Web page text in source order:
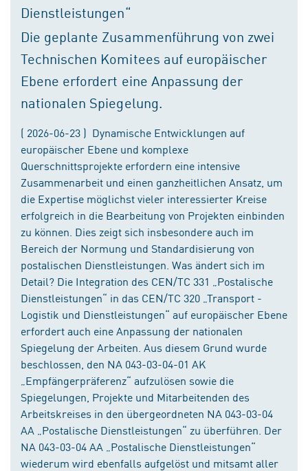
Dienstleistungen“
Die geplante Zusammenführung von zwei
Technischen Komitees auf europäischer
Ebene erfordert eine Anpassung der
nationalen Spiegelung.
( 2026-06-23 ) Dynamische Entwicklungen auf
europäischer Ebene und komplexe
Querschnittsprojekte erfordern eine intensive
Zusammenarbeit und einen ganzheitlichen Ansatz, um
die Expertise möglichst vieler interessierter Kreise
erfolgreich in die Bearbeitung von Projekten einbinden
zu können. Dies zeigt sich insbesondere auch im
Bereich der Normung und Standardisierung von
postalischen Dienstleistungen. Was ändert sich im
Detail? Die Integration des CEN/TC 331 „Postalische
Dienstleistungen“ in das CEN/TC 320 „Transport -
Logistik und Dienstleistungen“ auf europäischer Ebene
erfordert auch eine Anpassung der nationalen
Spiegelung der Arbeiten. Aus diesem Grund wurde
beschlossen, den NA 043-03-04-01 AK
„Empfängerpräferenz“ aufzulösen sowie die
Spiegelungen, Projekte und Mitarbeitenden des
Arbeitskreises in den übergeordneten NA 043-03-04
AA „Postalische Dienstleistungen“ zu überführen. Der
NA 043-03-04 AA „Postalische Dienstleistungen“
wiederum wird ebenfalls aufgelöst und mitsamt aller